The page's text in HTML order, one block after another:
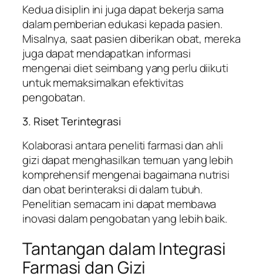
Kedua disiplin ini juga dapat bekerja sama
dalam pemberian edukasi kepada pasien.
Misalnya, saat pasien diberikan obat, mereka
juga dapat mendapatkan informasi
mengenai diet seimbang yang perlu diikuti
untuk memaksimalkan efektivitas
pengobatan.
3. Riset Terintegrasi
Kolaborasi antara peneliti farmasi dan ahli
gizi dapat menghasilkan temuan yang lebih
komprehensif mengenai bagaimana nutrisi
dan obat berinteraksi di dalam tubuh.
Penelitian semacam ini dapat membawa
inovasi dalam pengobatan yang lebih baik.
Tantangan dalam Integrasi
Farmasi dan Gizi